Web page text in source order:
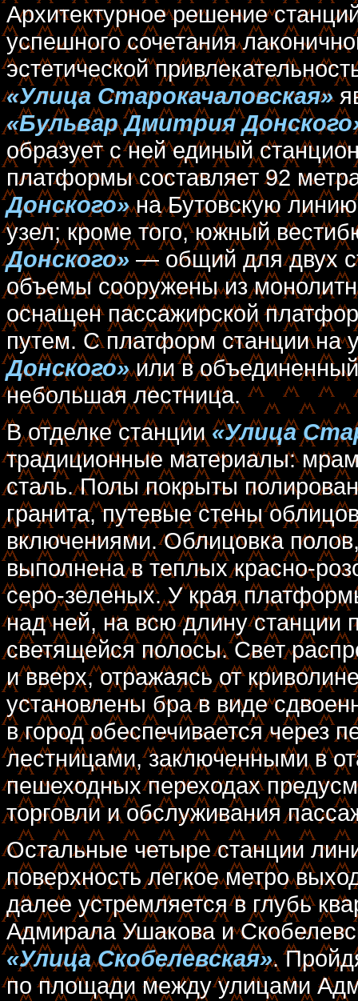
Архитектурное решение
успешного сочетания
эстетической
«Улица Старокачаловская»
«Бульвар Дмитрия
образует с ней единый
платформы составляет 92
Донского»на Бутовскую
узел; кроме того, южный
Донского» — общий для двух
объемы сооружены из
оснащен пассажирской
путем. С платформ станции на
Донского»или в
небольшая лестница.
В отделке станции «Улица
традиционные материалы:
сталь. Полы покрыты
гранита, путевые стены
включениями. Облицовка
выполнена в теплых красно-
серо-зеленых. У края
над ней, на всю длину станции
светящейся полосы. Свет
и вверх, отражаясь от
установлены бра в виде
в город обеспечивается через
лестницами, заключенными в
пешеходных переходах
торговли и обслуживания
Остальные четыре станции
поверхность легкое метро
далее устремляется в глубь
Адмирала Ушакова и
«Улица Скобелевская».
по площади между улицами